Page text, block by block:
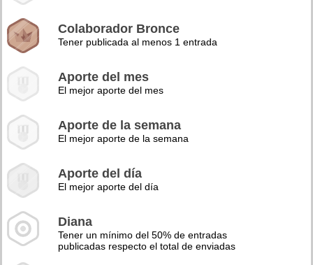
Colaborador Bronce
Tener publicada al menos 1 entrada
Aporte del mes
El mejor aporte del mes
Aporte de la semana
El mejor aporte de la semana
Aporte del día
El mejor aporte del día
Diana
Tener un mínimo del 50% de entradas
publicadas respecto el total de enviadas